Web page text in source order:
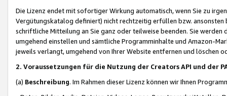
Die Lizenz endet mit sofortiger Wirkung automatisch, wenn Sie zu
Vergütungskatalog definiert) nicht rechtzeitig erfüllen bzw. ansonsten
schriftliche Mitteilung an Sie ganz oder teilweise beenden. Sie werden
umgehend einstellen und sämtliche Programminhalte und Amazon-
jeweils verlangt, umgehend von Ihrer Website entfernen und löschen
2. Voraussetzungen für die Nutzung der Creators API und der
(a) Beschreibung. Im Rahmen dieser Lizenz können wir Ihnen